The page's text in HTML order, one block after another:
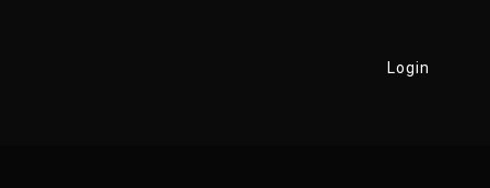
Login